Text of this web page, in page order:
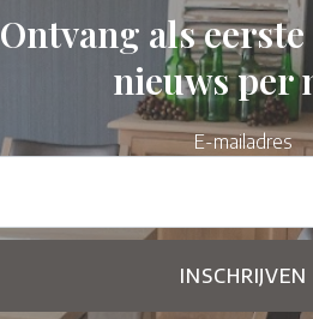
Ontvang als
nieuws per
E-mailadres